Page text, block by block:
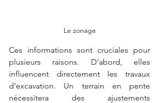
Le zonage
Ces informations sont cruciales pour
plusieurs raisons. D’abord, elles
influencent directement les travaux
d’excavation. Un terrain en pente
nécessitera des ajustements